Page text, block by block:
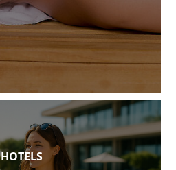
HOTELS